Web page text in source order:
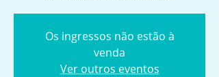
Os ingressos não estão à
venda
Ver outros eventos